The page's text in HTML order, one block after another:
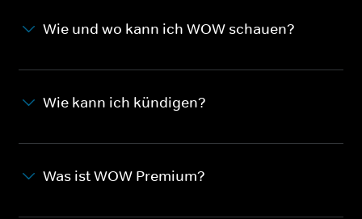
Wie und wo kann ich WOW schauen?
Wie kann ich kündigen?
Was ist WOW Premium?